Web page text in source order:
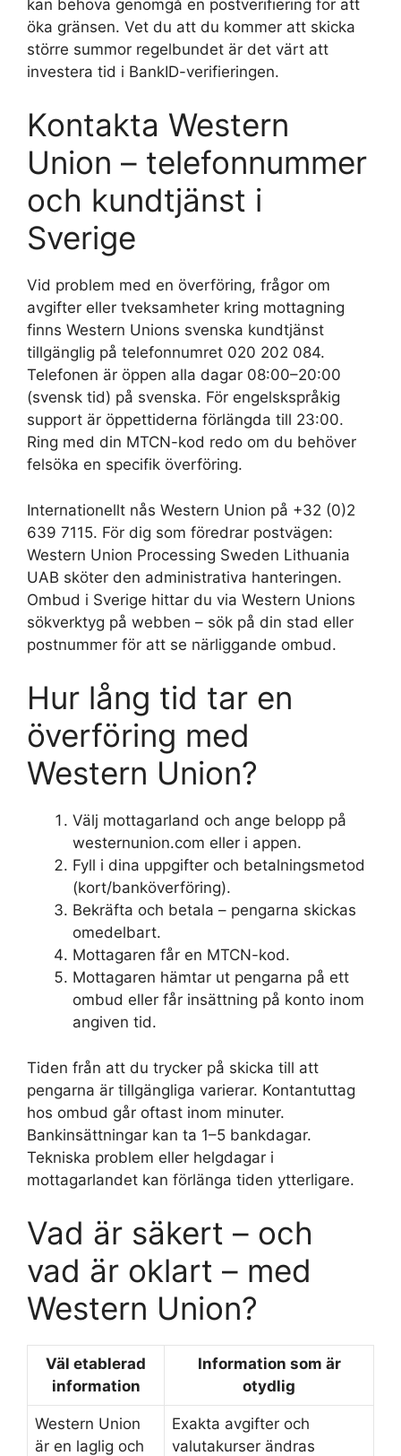
kan behöva genomgå en postverifiering för att
öka gränsen. Vet du att du kommer att skicka
större summor regelbundet är det värt att
investera tid i BankID-verifieringen.
Kontakta Western
Union – telefonnummer
och kundtjänst i
Sverige
Vid problem med en överföring, frågor om
avgifter eller tveksamheter kring mottagning
finns Western Unions svenska kundtjänst
tillgänglig på telefonnumret 020 202 084.
Telefonen är öppen alla dagar 08:00–20:00
(svensk tid) på svenska. För engelskspråkig
support är öppettiderna förlängda till 23:00.
Ring med din MTCN-kod redo om du behöver
felsöka en specifik överföring.
Internationellt nås Western Union på +32 (0)2
639 7115. För dig som föredrar postvägen:
Western Union Processing Sweden Lithuania
UAB sköter den administrativa hanteringen.
Ombud i Sverige hittar du via Western Unions
sökverktyg på webben – sök på din stad eller
postnummer för att se närliggande ombud.
Hur lång tid tar en
överföring med
Western Union?
Välj mottagarland och ange belopp på
westernunion.com eller i appen.
Fyll i dina uppgifter och betalningsmetod
(kort/banköverföring).
Bekräfta och betala – pengarna skickas
omedelbart.
Mottagaren får en MTCN-kod.
Mottagaren hämtar ut pengarna på ett
ombud eller får insättning på konto inom
angiven tid.
Tiden från att du trycker på skicka till att
pengarna är tillgängliga varierar. Kontantuttag
hos ombud går oftast inom minuter.
Bankinsättningar kan ta 1–5 bankdagar.
Tekniska problem eller helgdagar i
mottagarlandet kan förlänga tiden ytterligare.
Vad är säkert – och
vad är oklart – med
Western Union?
Väl etablerad
information
Information som är
otydlig
Western Union
är en laglig och
Exakta avgifter och
valutakurser ändras